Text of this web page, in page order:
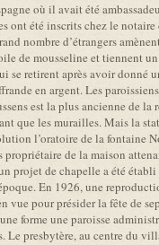
où il avait été
ont été inscrits chez le
nombre d’étrangers
de mousseline et tiennent
se retirent après avoir donné
en argent. Les
est la plus ancienne de
que les murailles. Mais la
l’oratoire de la fontaine
de la maison
projet de chapelle a été
En 1926, une
vue pour présider la fête de
forme une paroisse
Le presbytère, au centre du